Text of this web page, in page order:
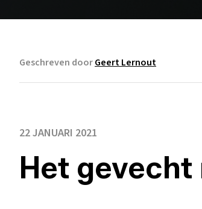
Geschreven doorGeert Lernout
22 JANUARI 2021
Het gevecht